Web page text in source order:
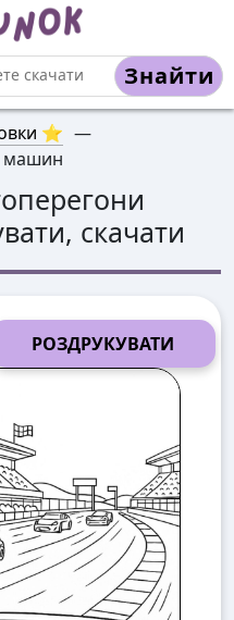
Знайти
⭐ —
машин
скачати
РОЗДРУКУВАТИ